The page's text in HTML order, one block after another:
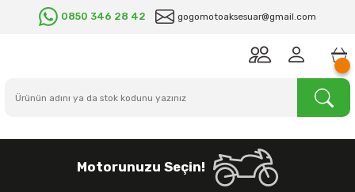
0850 346 28 42 gogomotoaksesuar@gmail.com
Motorunuzu Seçin!